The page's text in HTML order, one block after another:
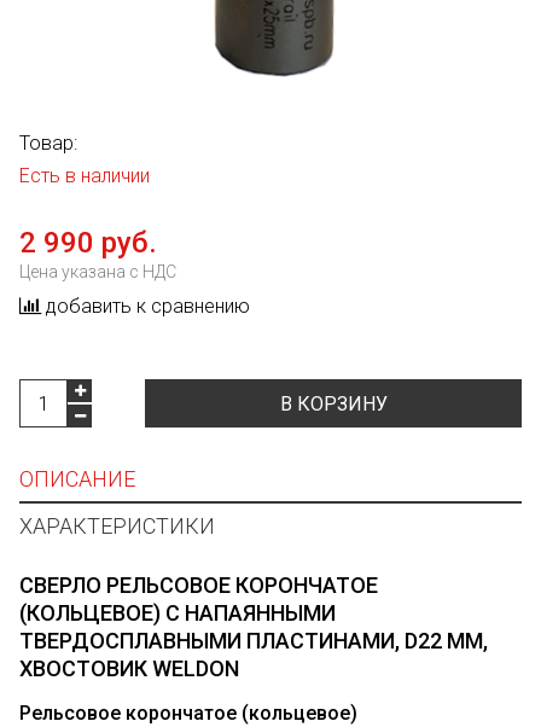
Товар:
Есть в наличии
2 990 руб.
Цена указана с НДС
добавить к сравнению
В КОРЗИНУ
ОПИСАНИЕ
ХАРАКТЕРИСТИКИ
СВЕРЛО РЕЛЬСОВОЕ КОРОНЧАТОЕ
(КОЛЬЦЕВОЕ) С НАПАЯННЫМИ
ТВЕРДОСПЛАВНЫМИ ПЛАСТИНАМИ, D22 ММ,
ХВОСТОВИК WELDON
Рельсовое корончатое (кольцевое)